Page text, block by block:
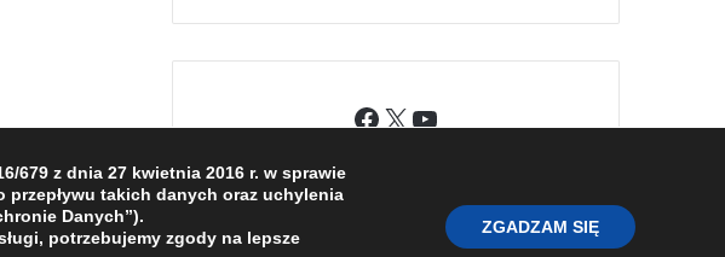
Facebook
X YouTube
679 z dnia 27 kwietnia 2016 r. w sprawie
takich danych oraz uchylenia
Danych”).
potrzebujemy zgody na lepsze
ZGADZAM SIĘ